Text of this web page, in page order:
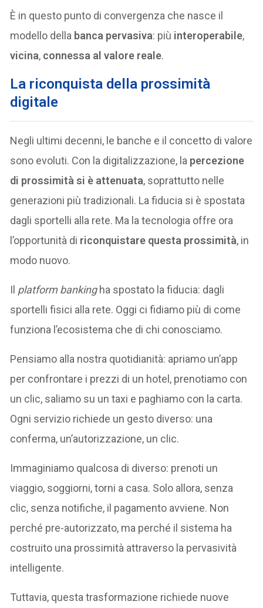
È in questo punto di convergenza che nasce il
modello della banca pervasiva: più interoperabile,
vicina, connessa al valore reale.
La riconquista della prossimità
digitale
Negli ultimi decenni, le banche e il concetto di valore
sono evoluti. Con la digitalizzazione, la percezione
di prossimità si è attenuata, soprattutto nelle
generazioni più tradizionali. La fiducia si è spostata
dagli sportelli alla rete. Ma la tecnologia offre ora
l’opportunità di riconquistare questa prossimità, in
modo nuovo.
Il platform bankingha spostato la fiducia: dagli
sportelli fisici alla rete. Oggi ci fidiamo più di come
funziona l’ecosistema che di chi conosciamo.
Pensiamo alla nostra quotidianità: apriamo un’app
per confrontare i prezzi di un hotel, prenotiamo con
un clic, saliamo su un taxi e paghiamo con la carta.
Ogni servizio richiede un gesto diverso: una
conferma, un’autorizzazione, un clic.
Immaginiamo qualcosa di diverso: prenoti un
viaggio, soggiorni, torni a casa. Solo allora, senza
clic, senza notifiche, il pagamento avviene. Non
perché pre-autorizzato, ma perché il sistema ha
costruito una prossimità attraverso la pervasività
intelligente.
Tuttavia, questa trasformazione richiede nuove